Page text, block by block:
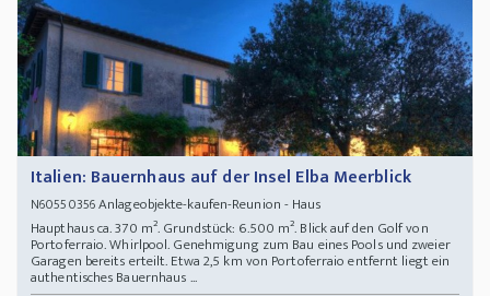
Italien: Bauernhaus auf der Insel Elba Meerblick
N60550356Anlageobjekte-kaufen-Reunion - Haus
Haupthaus ca. 370 m². Grundstück: 6.500 m². Blick auf den Golf von
Portoferraio. Whirlpool. Genehmigung zum Bau eines Pools und zweier
Garagen bereits erteilt. Etwa 2,5 km von Portoferraio entfernt liegt ein
authentisches Bauernhaus ...